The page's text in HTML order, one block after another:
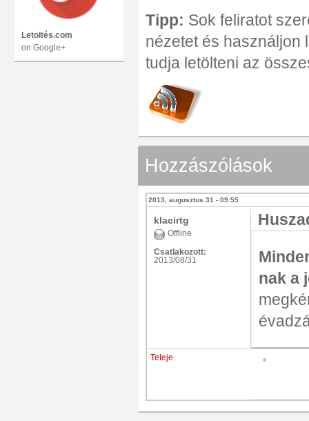
Letoltés.com
on Google+
Tipp: Sok feliratot
nézetet és használjon
tudja letölteni az
Hozzászólások
2013, augusztus 31 - 09:55
klacirtg
Offline
Csatlakozott:
2013/08/31
nak a
Teteje